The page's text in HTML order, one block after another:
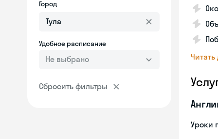
Город
Удобное расписание
Не выбрано
Сбросить фильтры
Уроки